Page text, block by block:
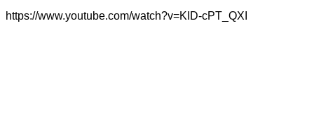
https://www.youtube.com/watch?v=KID-cPT_QXI